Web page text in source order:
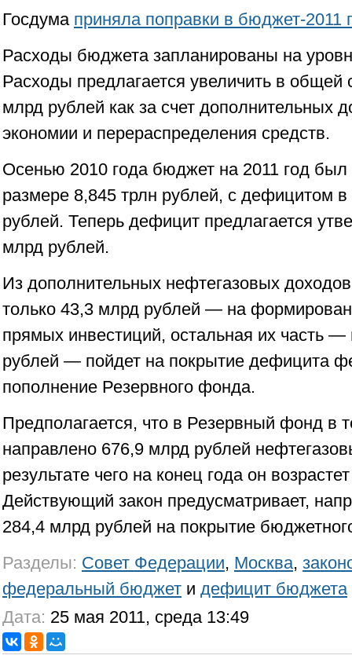
Госдума приняла поправки в бюджет-2011
Расходы бюджета запланированы на
Расходы предлагается увеличить в общей
млрд рублей как за счет дополнительных
экономии и перераспределения средств.
Осенью 2010 года бюджет на 2011 год
размере 8,845 трлн рублей, с дефицитом
рублей. Теперь дефицит предлагается
млрд рублей.
Из дополнительных нефтегазовых
только 43,3 млрд рублей — на
прямых инвестиций, остальная их часть
рублей — пойдет на покрытие дефицита
пополнение Резервного фонда.
Предполагается, что в Резервный фонд в
направлено 676,9 млрд рублей
результате чего на конец года он
Действующий закон предусматривает,
284,4 млрд рублей на покрытие
Разделы: Совет Федерации, Москва,
федеральный бюджет и дефицит бюджета
Дата: 25 мая 2011, среда 13:49